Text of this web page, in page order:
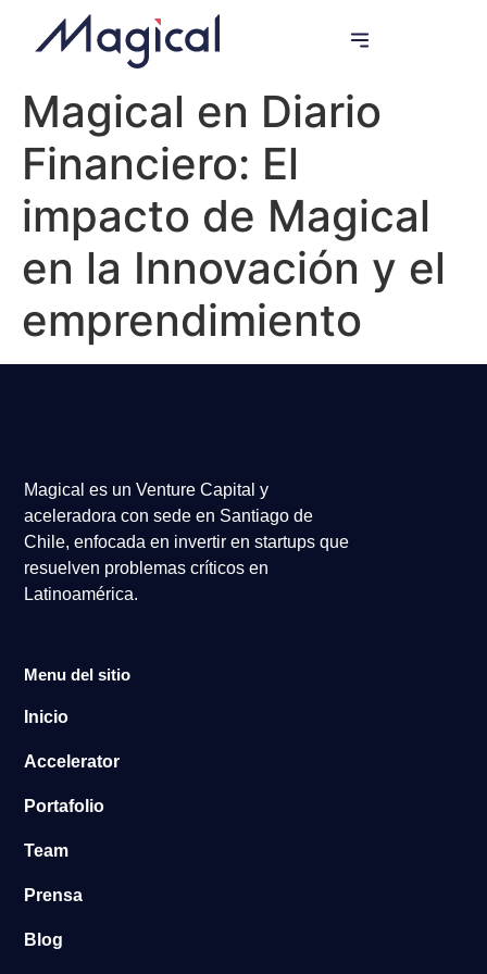
Magical en Diario
Financiero: El
impacto de Magical
en la Innovación y el
emprendimiento
Magical es un Venture Capital y
aceleradora con sede en Santiago de
Chile, enfocada en invertir en startups que
resuelven problemas críticos en
Latinoamérica.
Menu del sitio
Inicio
Accelerator
Portafolio
Team
Prensa
Blog